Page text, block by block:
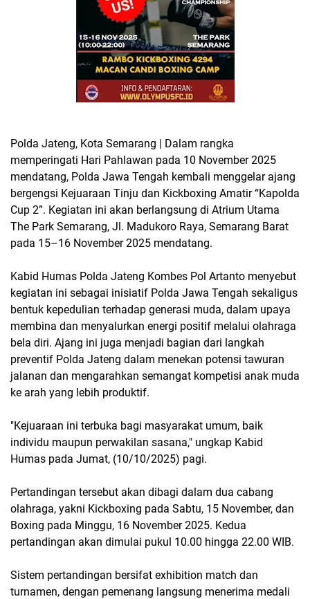
Polda Jateng, Kota Semarang | Dalam rangka
memperingati Hari Pahlawan pada 10 November 2025
mendatang, Polda Jawa Tengah kembali menggelar ajang
bergengsi Kejuaraan Tinju dan Kickboxing Amatir “Kapolda
Cup 2”. Kegiatan ini akan berlangsung di Atrium Utama
The Park Semarang, Jl. Madukoro Raya, Semarang Barat
pada 15–16 November 2025 mendatang.
Kabid Humas Polda Jateng Kombes Pol Artanto menyebut
kegiatan ini sebagai inisiatif Polda Jawa Tengah sekaligus
bentuk kepedulian terhadap generasi muda, dalam upaya
membina dan menyalurkan energi positif melalui olahraga
bela diri. Ajang ini juga menjadi bagian dari langkah
preventif Polda Jateng dalam menekan potensi tawuran
jalanan dan mengarahkan semangat kompetisi anak muda
ke arah yang lebih produktif.
"Kejuaraan ini terbuka bagi masyarakat umum, baik
individu maupun perwakilan sasana," ungkap Kabid
Humas pada Jumat, (10/10/2025) pagi.
Pertandingan tersebut akan dibagi dalam dua cabang
olahraga, yakni Kickboxing pada Sabtu, 15 November, dan
Boxing pada Minggu, 16 November 2025. Kedua
pertandingan akan dimulai pukul 10.00 hingga 22.00 WIB.
Sistem pertandingan bersifat exhibition match dan
turnamen, dengan pemenang langsung menerima medali